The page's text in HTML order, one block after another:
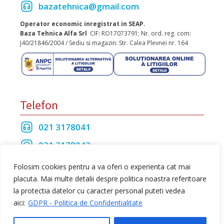
Folosim cookies pentru a va oferi o experienta cat mai
placuta. Mai multe detalii despre politica noastra referitoare
la protectia datelor cu caracter personal puteti vedea
aici: GDPR - Politica de Confidentialitate
bazatehnica@gmail.com
Operator economic inregistrat in SEAP.
Baza Tehnica Alfa Srl CIF: RO17073791; Nr. ord. reg. com:
J40/21846/2004 / Sediu si magazin: Str. Calea Plevnei nr. 164
Telefon
021 3178041
021 3178042
021 3175208
Toate drepturile rezervate Baza Tehnica Alfa S.R.L